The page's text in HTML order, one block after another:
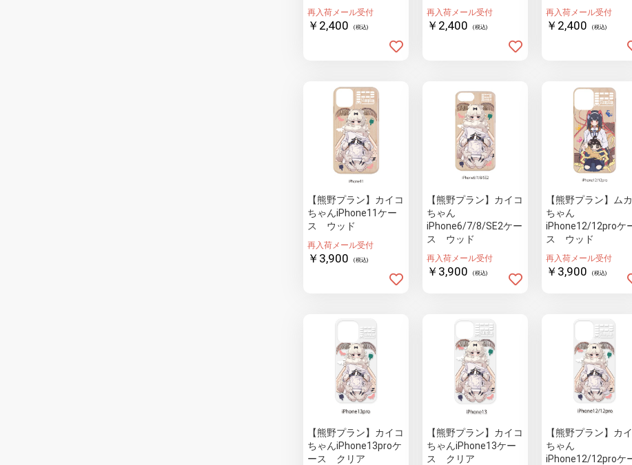
再入荷メール受付
￥2,400 (税込)
再入荷メール受付
￥2,400 (税込)
再入荷メール受付
￥2,400 (税込)
【熊野プラン】カイコ
ちゃんiPhone11ケー
ス ウッド
再入荷メール受付
￥3,900 (税込)
【熊野プラン】カイコ
ちゃん
iPhone6/7/8/SE2ケー
ス ウッド
再入荷メール受付
￥3,900 (税込)
【熊野プラン】ム
ちゃん
iPhone12/12proケ
ス ウッド
再入荷メール受付
￥3,900 (税込)
【熊野プラン】カイコ
ちゃんiPhone13proケ
ース クリア
【熊野プラン】カイコ
ちゃんiPhone13ケー
ス クリア
【熊野プラン】カ
ちゃん
iPhone12/12proケ